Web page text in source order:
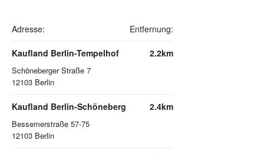
Adresse: Entfernung:
Kaufland Berlin-Tempelhof
Schöneberger Straße 7
12103 Berlin
2.2km
Kaufland Berlin-Schöneberg
Bessemerstraße 57-75
12103 Berlin
2.4km